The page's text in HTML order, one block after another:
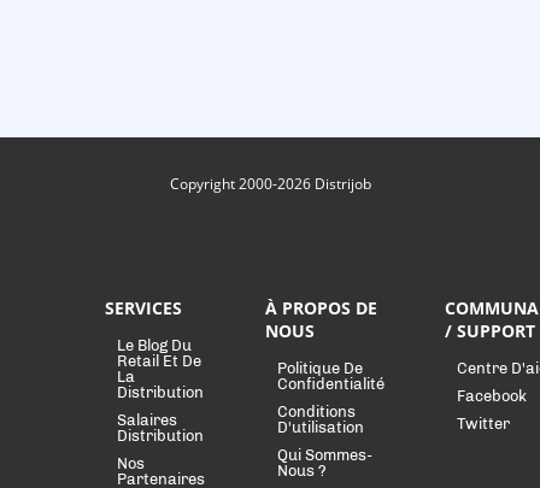
Copyright 2000-2026 Distrijob
SERVICES
Le Blog Du
Retail Et De
La
Distribution
Salaires
Distribution
Nos
Partenaires
À PROPOS DE
NOUS
Politique De
Confidentialité
Conditions
D'utilisation
Qui Sommes-
Nous ?
/ SUPPORT
Centre
Facebook
Twitter